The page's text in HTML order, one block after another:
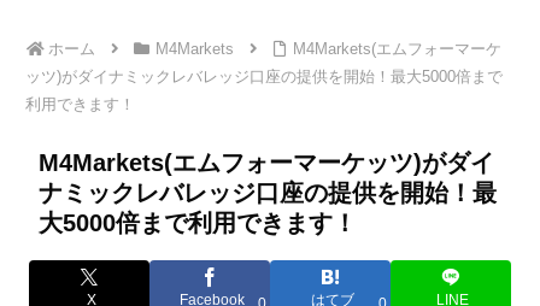
ホーム M4Markets
M4Markets(エムフォーマーケ
ッツ)がダイナミックレバレッジ口座の提供を開始！最大5000倍まで
利用できます！
M4Markets(エムフォーマーケッツ)がダイ
ナミックレバレッジ口座の提供を開始！最
大5000倍まで利用できます！
X Facebook はてブ LINE